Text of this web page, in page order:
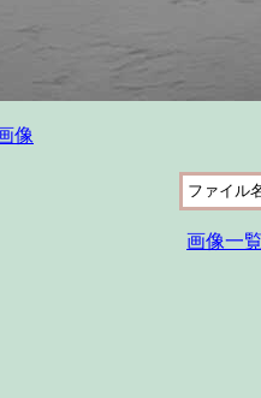
像
ファイル
画像一